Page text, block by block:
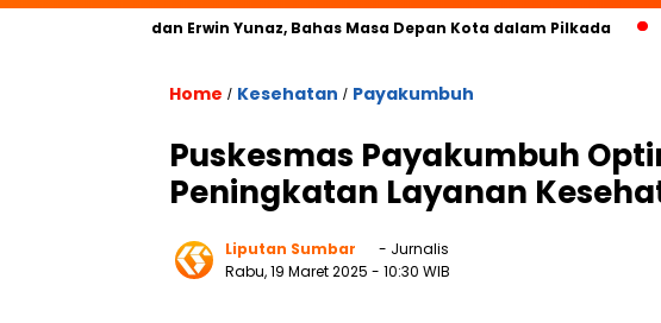
Zulmaeta dan Erwin Yunaz, Bahas Masa Depan Kota dalam Pilkada
Home / Kesehatan / Payakumbuh
Puskesmas Payakumbuh
Peningkatan Layanan
Liputan Sumbar
- Jurnalis
Rabu, 19 Maret 2025 - 10:30 WIB